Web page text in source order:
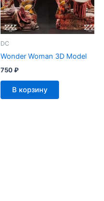
DC
Wonder Woman 3D Model
750₽
В корзину